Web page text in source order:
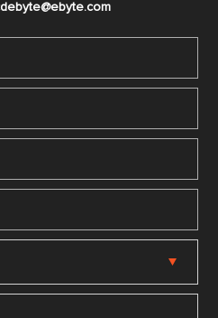
@ebyte.com